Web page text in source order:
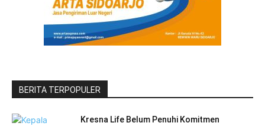
BERITA TERPOPULER
Kresna Life Belum Penuhi Komitmen